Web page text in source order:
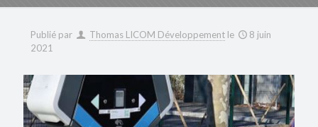
Publié par Thomas LICOM Développement le
8 juin
2021